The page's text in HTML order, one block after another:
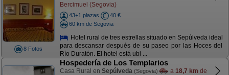
8 Fotos
Bercimuel (Segovia)
43+1 plazas
40 €
60 km de Segovia
Hotel rural de tres estrellas situado en Sepúlveda ideal
para descansar después de su paseo por las Hoces del
Río Duratón. El hotel está ubi ...
Hospedería de Los Templarios
Casa Rural en Sepúlveda (Segovia) a 18,7 km de